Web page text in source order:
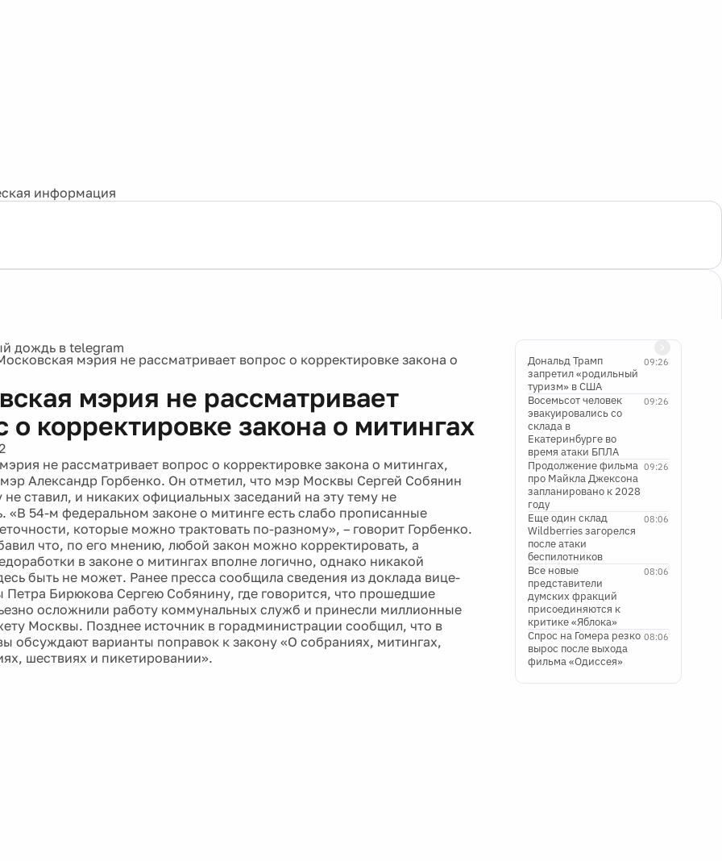
информация
мэрия не рассматривает вопрос о корректировке закона о
мэрия не рассматривает
о корректировке закона о митингах
не рассматривает вопрос о корректировке закона о митингах,
Александр Горбенко. Он отметил, что мэр Москвы Сергей Собянин
не ставил, и никаких официальных заседаний на эту тему не
«В 54-м федеральном законе о митинге есть слабо прописанные
которые можно трактовать по-разному», – говорит Горбенко.
что, по его мнению, любой закон можно корректировать, а
в законе о митингах вполне логично, однако никакой
быть не может. Ранее пресса сообщила сведения из доклада вице-
Бирюкова Сергею Собянину, где говорится, что прошедшие
осложнили работу коммунальных служб и принесли миллионные
Москвы. Позднее источник в горадминистрации сообщил, что в
обсуждают варианты поправок к закону «О собраниях, митингах,
шествиях и пикетировании».
09:26
Дональд Трамп
запретил «родильный
туризм» в США
09:26
Восемьсот человек
эвакуировались со
склада в
Екатеринбурге во
время атаки БПЛА
09:26
Продолжение фильма
про Майкла Джексона
запланировано к 2028
году
08:06
Еще один склад
Wildberries загорелся
после атаки
беспилотников
08:06
Все новые
представители
думских фракций
присоединяются к
критике «Яблока»
08:06
Спрос на Гомера резко
вырос после выхода
фильма «Одиссея»